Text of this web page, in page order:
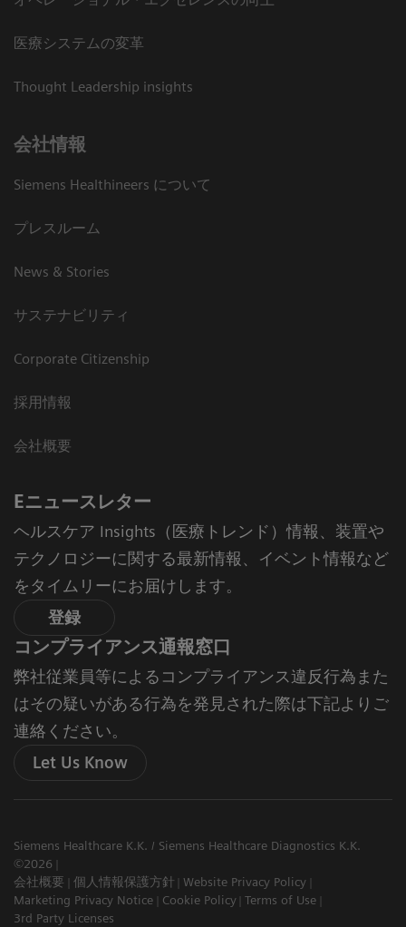
医療システムの変革
Thought Leadership insights
会社情報
Siemens Healthineers について
プレスルーム
News & Stories
サステナビリティ
Corporate Citizenship
採用情報
会社概要
Eニュースレター
ヘルスケア Insights（医療トレンド）情報、装置や
テクノロジーに関する最新情報、イベント情報など
をタイムリーにお届けします。
登録
コンプライアンス通報窓口
弊社従業員等によるコンプライアンス違反行為また
はその疑いがある行為を発見された際は下記よりご
連絡ください。
Let Us Know
Siemens Healthcare K.K. / Siemens Healthcare Diagnostics K.K.
©2026
会社概要
個人情報保護方針
Website Privacy Policy
Marketing Privacy Notice
Cookie Policy Terms of Use
3rd Party Licenses